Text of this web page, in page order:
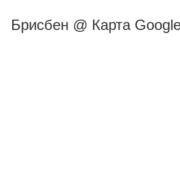
Брисбен @ Карта